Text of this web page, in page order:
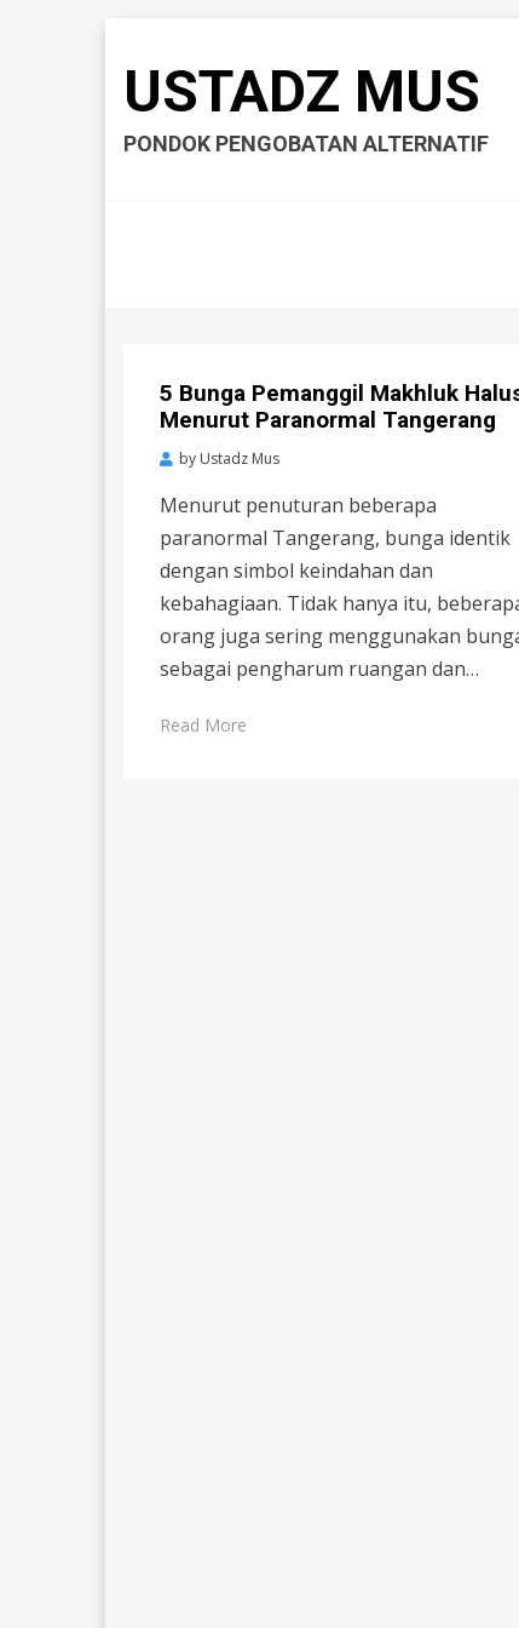
USTADZ MUS
PONDOK PENGOBATAN ALTERNATIF
5 Bunga Pemanggil Makhluk
Menurut Paranormal Tangerang
by Ustadz Mus
Menurut penuturan beberapa
paranormal Tangerang, bunga identik
dengan simbol keindahan dan
kebahagiaan. Tidak hanya itu,
orang juga sering menggunakan
sebagai pengharum ruangan dan…
Read More